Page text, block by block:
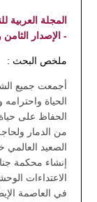
المجلة العربية
- الإصدار الثامن
ملخص البحث :
أجمعت جميع
الحياة
الحفاظ على
من الدمار
الصعيد
إنشاء محكمة
في العاصمة